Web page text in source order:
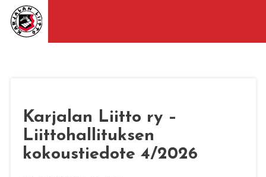
Karjalan Liitto ry –
Liittohallituksen
kokoustiedote 4/2026